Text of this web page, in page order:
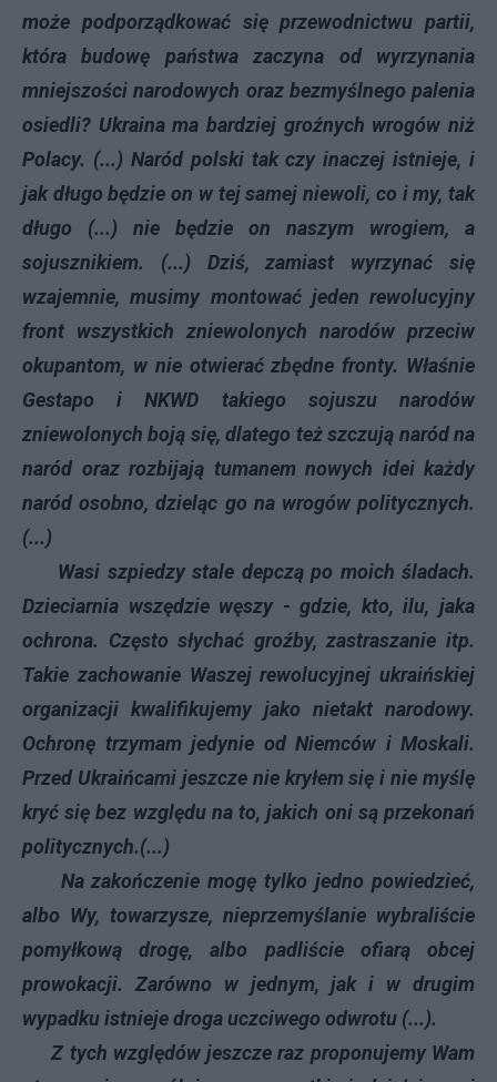
może podporządkować się przewodnictwu partii,
która budowę państwa zaczyna od wyrzynania
mniejszości narodowych oraz bezmyślnego palenia
osiedli? Ukraina ma bardziej groźnych wrogów niż
Polacy. (...) Naród polski tak czy inaczej istnieje, i
jak długo będzie on w tej samej niewoli, co i my, tak
długo (...) nie będzie on naszym wrogiem, a
sojusznikiem. (...) Dziś, zamiast wyrzynać się
wzajemnie, musimy montować jeden rewolucyjny
front wszystkich zniewolonych narodów przeciw
okupantom, w nie otwierać zbędne fronty. Właśnie
Gestapo i NKWD takiego sojuszu narodów
zniewolonych boją się, dlatego też szczują naród na
naród oraz rozbijają tumanem nowych idei każdy
naród osobno, dzieląc go na wrogów politycznych.
(...)
Wasi szpiedzy stale depczą po moich śladach.
Dzieciarnia wszędzie węszy - gdzie, kto, ilu, jaka
ochrona. Często słychać groźby, zastraszanie itp.
Takie zachowanie Waszej rewolucyjnej ukraińskiej
organizacji kwalifikujemy jako nietakt narodowy.
Ochronę trzymam jedynie od Niemców i Moskali.
Przed Ukraińcami jeszcze nie kryłem się i nie myślę
kryć się bez względu na to, jakich oni są przekonań
politycznych.(...)
Na zakończenie mogę tylko jedno powiedzieć,
albo Wy, towarzysze, nieprzemyślanie wybraliście
pomyłkową drogę, albo padliście ofiarą obcej
prowokacji. Zarówno w jednym, jak i w drugim
wypadku istnieje droga uczciwego odwrotu (...).
Z tych względów jeszcze raz proponujemy Wam